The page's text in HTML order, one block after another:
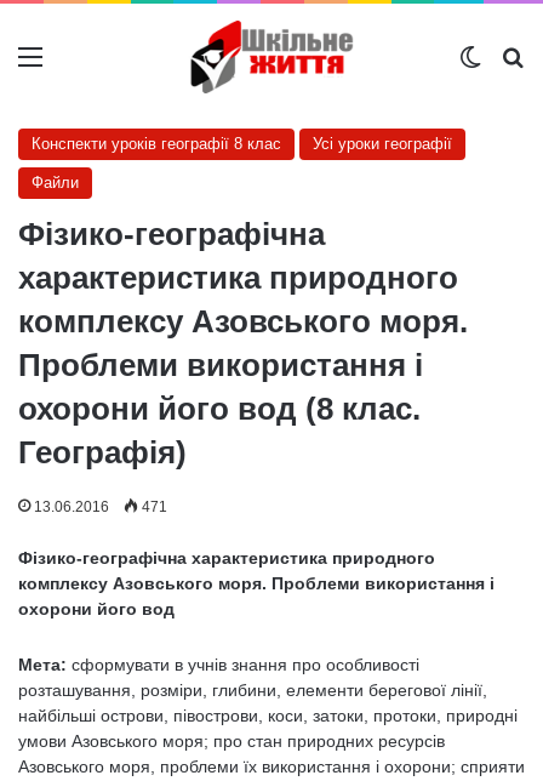
Меню
Конспекти уроків географії 8 клас Усі уроки географії
Файли
Фізико-географічна
характеристика природного
комплексу Азовського моря.
Проблеми використання і
охорони його вод (8 клас.
Географія)
13.06.2016 471
Фізико-географічна характеристика природного
комплексу Азовського моря. Проблеми використання і
охорони його вод
Мета: сформувати в учнів знання про особливості
розташування, розміри, глибини, елементи берегової лінії,
найбільші острови, пів­острови, коси, затоки, протоки, природні
умови Азовського моря; про стан природних ресурсів
Азовського моря, проблеми їх використан­ня і охорони; сприяти